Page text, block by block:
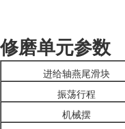
修磨单元参数
进给轴燕尾滑块
振荡行程
机械摆